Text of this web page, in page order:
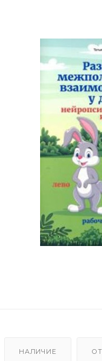
НАЛИЧИЕ